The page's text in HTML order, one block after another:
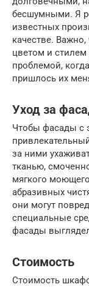
бесшумными. Я
известных
качестве.
цветом и
проблемой,
пришлось их
Уход за
Чтобы фасады с
за ними
тканью,
мягкого
абразивных
они могут
специальные
фасады
Стоимость
Стоимость